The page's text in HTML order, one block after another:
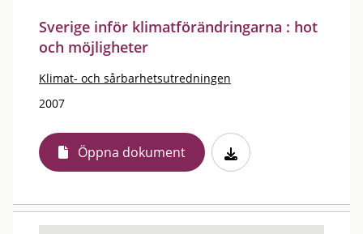
Sverige inför klimatförändringarna : hot
och möjligheter
Klimat- och sårbarhetsutredningen
2007
Öppna dokument